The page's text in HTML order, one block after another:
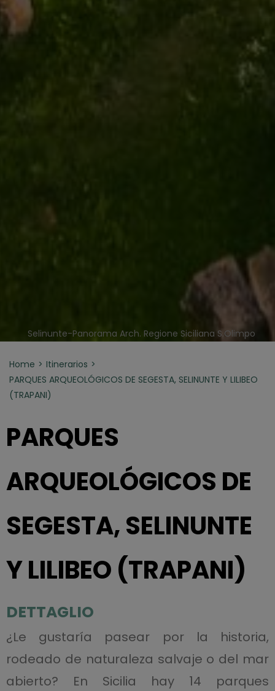
Selinunte-Panorama Arch. Regione Siciliana S.Olimpo
Home
Itinerarios
PARQUES ARQUEOLÓGICOS DE SEGESTA, SELINUNTE Y LILIBEO
(TRAPANI)
PARQUES
ARQUEOLÓGICOS DE
SEGESTA, SELINUNTE
Y LILIBEO (TRAPANI)
DETTAGLIO
¿Le gustaría pasear por la historia,
rodeado de naturaleza salvaje o del mar
abierto? En Sicilia hay 14 parques